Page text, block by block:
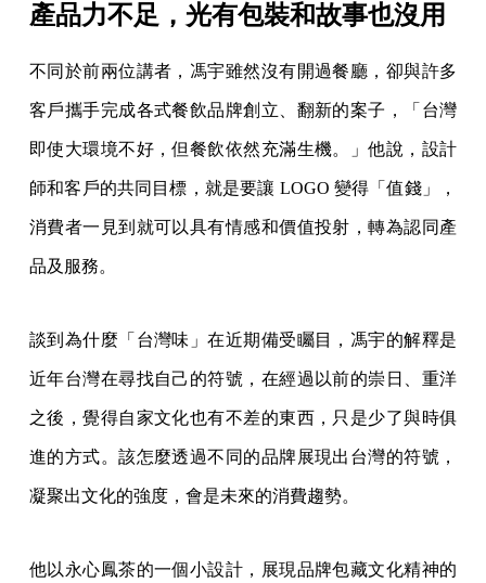
產品力不足，光有包裝和故事也沒用
不同於前兩位講者，馮宇雖然沒有開過餐廳，卻與許多
客戶攜手完成各式餐飲品牌創立、翻新的案子，「台灣
即使大環境不好，但餐飲依然充滿生機。」他說，設計
師和客戶的共同目標，就是要讓 LOGO 變得「值錢」，
消費者一見到就可以具有情感和價值投射，轉為認同產
品及服務。
談到為什麼「台灣味」在近期備受矚目，馮宇的解釋是
近年台灣在尋找自己的符號，在經過以前的崇日、重洋
之後，覺得自家文化也有不差的東西，只是少了與時俱
進的方式。該怎麼透過不同的品牌展現出台灣的符號，
凝聚出文化的強度，會是未來的消費趨勢。
他以永心鳳茶的一個小設計，展現品牌包藏文化精神的